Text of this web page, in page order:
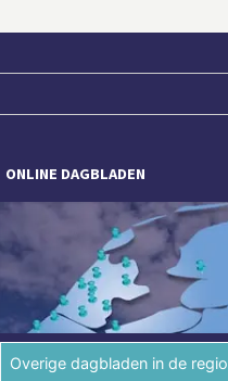
ONLINE DAGBLADEN
Overige dagbladen in de regio